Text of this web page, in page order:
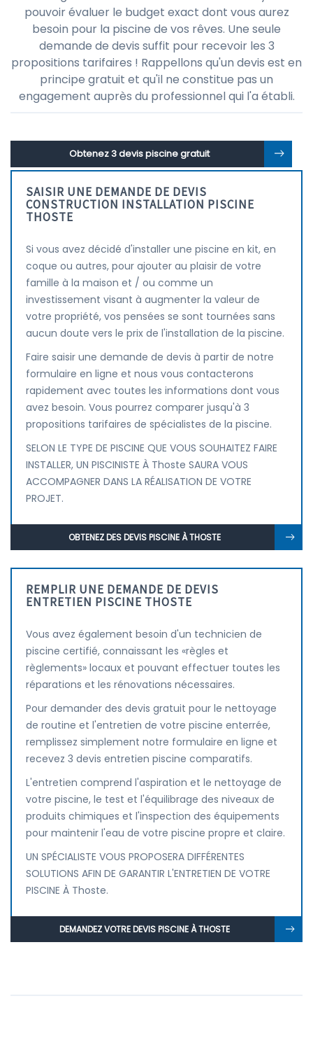
pouvoir évaluer le budget exact dont vous aurez
besoin pour la piscine de vos rêves. Une seule
demande de devis suffit pour recevoir les 3
propositions tarifaires ! Rappellons qu'un devis est en
principe gratuit et qu'il ne constitue pas un
engagement auprès du professionnel qui l'a établi.
Obtenez 3 devis piscine gratuit
SAISIR UNE DEMANDE DE DEVIS
CONSTRUCTION INSTALLATION PISCINE
THOSTE
Si vous avez décidé d'installer une piscine en kit, en
coque ou autres, pour ajouter au plaisir de votre
famille à la maison et / ou comme un
investissement visant à augmenter la valeur de
votre propriété, vos pensées se sont tournées sans
aucun doute vers le prix de l'installation de la piscine.
Faire saisir une demande de devis à partir de notre
formulaire en ligne et nous vous contacterons
rapidement avec toutes les informations dont vous
avez besoin. Vous pourrez comparer jusqu'à 3
propositions tarifaires de spécialistes de la piscine.
SELON LE TYPE DE PISCINE QUE VOUS SOUHAITEZ FAIRE
INSTALLER, UN PISCINISTE À Thoste SAURA VOUS
ACCOMPAGNER DANS LA RÉALISATION DE VOTRE
PROJET.
OBTENEZ DES DEVIS PISCINE À THOSTE
REMPLIR UNE DEMANDE DE DEVIS
ENTRETIEN PISCINE THOSTE
Vous avez également besoin d'un technicien de
piscine certifié, connaissant les «règles et
règlements» locaux et pouvant effectuer toutes les
réparations et les rénovations nécessaires.
Pour demander des devis gratuit pour le nettoyage
de routine et l'entretien de votre piscine enterrée,
remplissez simplement notre formulaire en ligne et
recevez 3 devis entretien piscine comparatifs.
L'entretien comprend l'aspiration et le nettoyage de
votre piscine, le test et l'équilibrage des niveaux de
produits chimiques et l'inspection des équipements
pour maintenir l'eau de votre piscine propre et claire.
UN SPÉCIALISTE VOUS PROPOSERA DIFFÉRENTES
SOLUTIONS AFIN DE GARANTIR L'ENTRETIEN DE VOTRE
PISCINE À Thoste.
DEMANDEZ VOTRE DEVIS PISCINE À THOSTE